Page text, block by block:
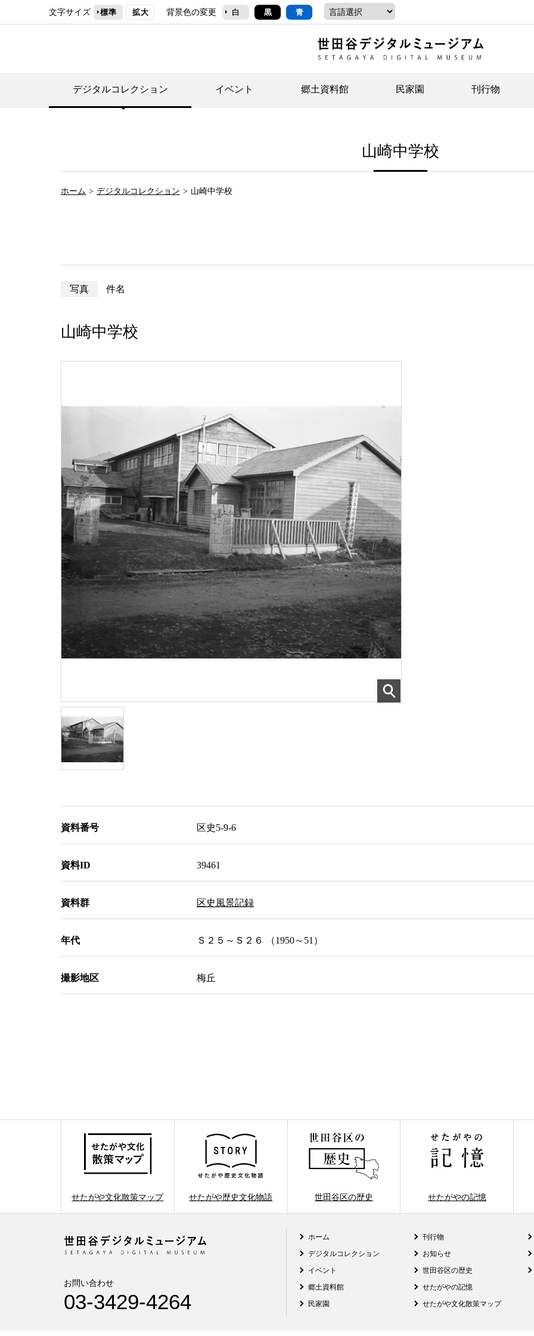
文字サイズ 標準 拡大 背景色の変更 白 黒 青
デジタルコレクション イベント 郷土資料館
イベント
常設展案内
民家園
イベント
団体利用について（社会科見学など）
刊行物
ジュニア講座
山崎中学校
ホーム デジタルコレクション 山崎中学校
写真 件名
山崎中学校
資料番号 区史5-9-6
資料ID 39461
資料群 区史風景記録
年代 Ｓ２５～Ｓ２６ （1950～51）
撮影地区 梅丘
せたがや文化散策マップ せたがや歴史文化物語 世田谷区の歴史 せたがやの記憶
お問い合わせ
03-3429-4264
ホーム
デジタルコレクション
イベント
郷土資料館
民家園
刊行物
お知らせ
世田谷区の歴史
せたがやの記憶
せたがや文化散策マップ